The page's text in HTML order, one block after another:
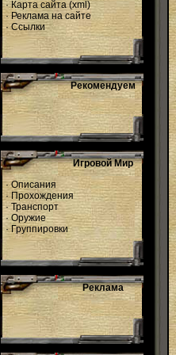
·Карта сайта(xml )
·Реклама на сайте
·Ссылки
Рекомендуем
Игровой Мир
·Описания
·Прохождения
·Транспорт
·Оружие
·Группировки
Реклама